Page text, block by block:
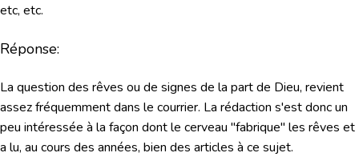
etc, etc.
Réponse:
La question des rêves ou de signes de la part de Dieu, revient
assez fréquemment dans le courrier. La rédaction s'est donc un
peu intéressée à la façon dont le cerveau "fabrique" les rêves et
a lu, au cours des années, bien des articles à ce sujet.